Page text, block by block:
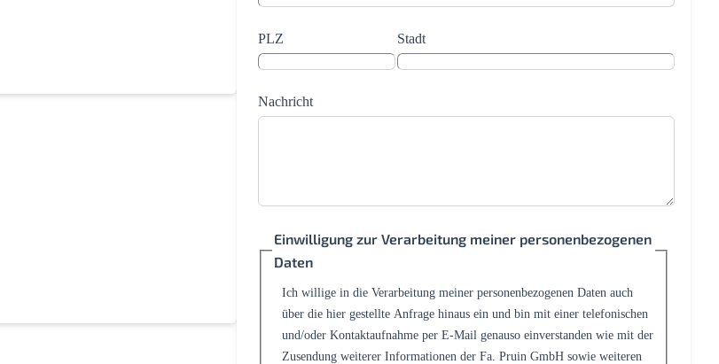
PLZ Stadt
Nachricht
Einwilligung zur Verarbeitung meiner personenbezogenen
Daten
Ich willige in die Verarbeitung meiner personenbezogenen Daten auch
über die hier gestellte Anfrage hinaus ein und bin mit einer telefonischen
und/oder Kontaktaufnahme per E-Mail genauso einverstanden wie mit der
Zusendung weiterer Informationen der Fa. Pruin GmbH sowie weiteren